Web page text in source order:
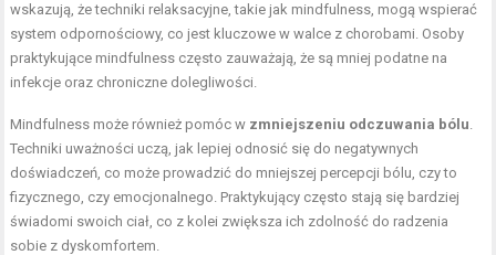
wskazują, że techniki relaksacyjne, takie jak mindfulness, mogą wspierać
system odpornościowy, co jest kluczowe w walce z chorobami. Osoby
praktykujące mindfulness często zauważają, że są mniej podatne na
infekcje oraz chroniczne dolegliwości.
Mindfulness może również pomóc w zmniejszeniu odczuwania bólu.
Techniki uważności uczą, jak lepiej odnosić się do negatywnych
doświadczeń, co może prowadzić do mniejszej percepcji bólu, czy to
fizycznego, czy emocjonalnego. Praktykujący często stają się bardziej
świadomi swoich ciał, co z kolei zwiększa ich zdolność do radzenia
sobie z dyskomfortem.